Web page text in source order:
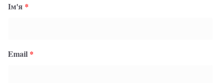
Ім'я *
Email *